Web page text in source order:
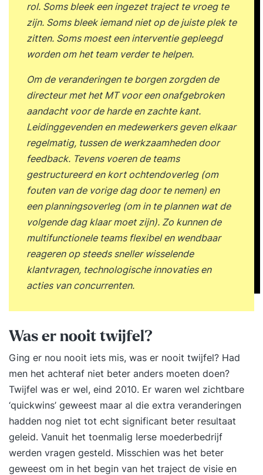
rol. Soms bleek een ingezet traject te vroeg te
zijn. Soms bleek iemand niet op de juiste plek te
zitten. Soms moest een interventie gepleegd
worden om het team verder te helpen.
Om de veranderingen te borgen zorgden de
directeur met het MT voor een onafgebroken
aandacht voor de harde en zachte kant.
Leidinggevenden en medewerkers geven elkaar
regelmatig, tussen de werkzaamheden door
feedback. Tevens voeren de teams
gestructureerd en kort ochtendoverleg (om
fouten van de vorige dag door te nemen) en
een planningsoverleg (om in te plannen wat de
volgende dag klaar moet zijn). Zo kunnen de
multifunctionele teams flexibel en wendbaar
reageren op steeds sneller wisselende
klantvragen, technologische innovaties en
acties van concurrenten.
Was er nooit twijfel?
Ging er nou nooit iets mis, was er nooit twijfel? Had
men het achteraf niet beter anders moeten doen?
Twijfel was er wel, eind 2010. Er waren wel zichtbare
‘quickwins’ geweest maar al die extra veranderingen
hadden nog niet tot echt significant beter resultaat
geleid. Vanuit het toenmalig Ierse moederbedrijf
werden vragen gesteld. Misschien was het beter
geweest om in het begin van het traject de visie en